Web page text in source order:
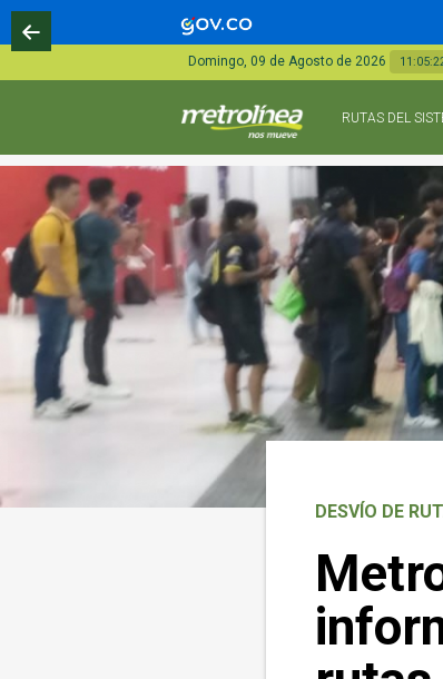
Domingo, 09 de Agosto de 2026
RUTAS DEL
DESVÍO DE